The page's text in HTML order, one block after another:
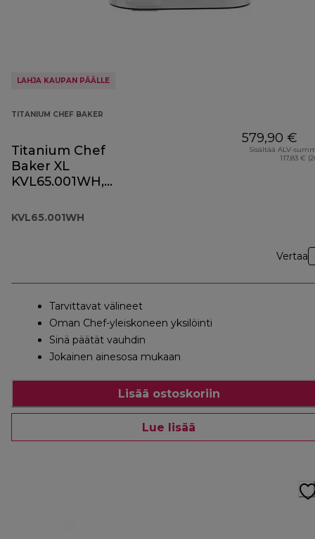
LAHJA KAUPAN PÄÄLLE
TITANIUM CHEF BAKER
Titanium Chef
Baker XL
KVL65.001WH,
KVL65.001WH
579,90 €
Sisältää ALV-
117,83 €
Vertaa
Tarvittavat välineet
Oman Chef-yleiskoneen yksilöinti
Sinä päätät vauhdin
Jokainen ainesosa mukaan
Lisää ostoskoriin
Lue lisää